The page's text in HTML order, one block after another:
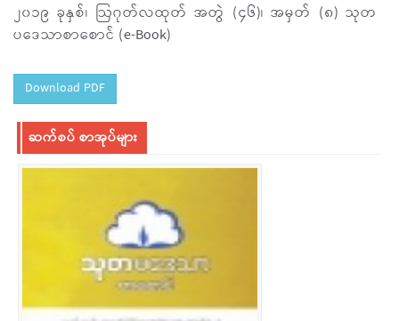
၂၀၁၉ ခုနှစ်၊ ဩဂုတ်လထုတ် အတွဲ (၄၆)၊ အမှတ် (၈) သုတ
ပဒေသာစာစောင် (e-Book)
Download PDF
ဆက်စပ် စာအုပ်များ